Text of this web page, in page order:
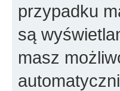
przypadku
są
masz